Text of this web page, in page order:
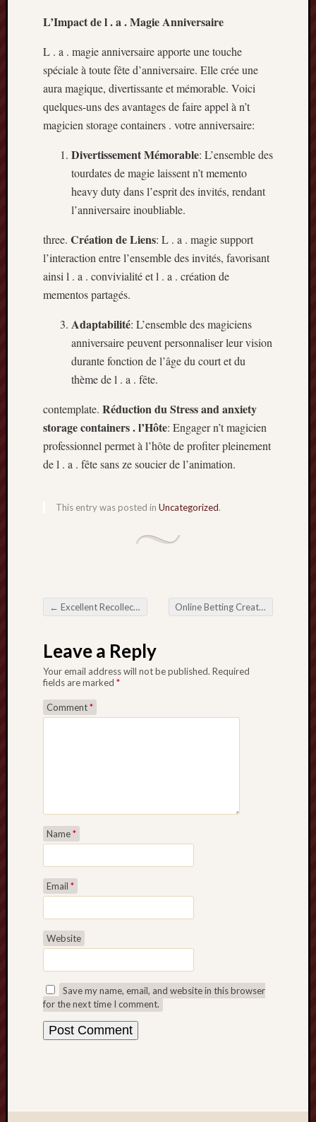
L’Impact de l . a . Magie Anniversaire
L . a . magie anniversaire apporte une touche
spéciale à toute fête d’anniversaire. Elle crée une
aura magique, divertissante et mémorable. Voici
quelques-uns des avantages de faire appel à n’t
magicien storage containers . votre anniversaire:
Divertissement Mémorable: L’ensemble des
tourdates de magie laissent n’t memento
heavy duty dans l’esprit des invités, rendant
l’anniversaire inoubliable.
three. Création de Liens: L . a . magie support
l’interaction entre l’ensemble des invités, favorisant
ainsi l . a . convivialité et l . a . création de
mementos partagés.
Adaptabilité: L’ensemble des magiciens
anniversaire peuvent personnaliser leur vision
durante fonction de l’âge du court et du
thème de l . a . fête.
contemplate. Réduction du Stress and anxiety
storage containers . l’Hôte: Engager n’t magicien
professionnel permet à l’hôte de profiter pleinement
de l . a . fête sans ze soucier de l’animation.
This entry was posted in Uncategorized.
Post navigation
← Excellent Recollections: Employing some type of When Paris Birthday Magician Online Betting Creative ideas Come up with Money Bet
Leave a Reply
Your email address will not be published. Required
fields are marked *
Comment*
Name*
Email *
Website
Save my name, email, and website in this browser
for the next time I comment.